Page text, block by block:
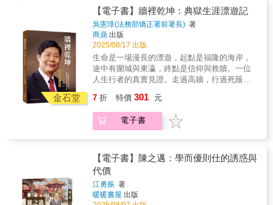
年，共採拓碑碣拓本（含照片）高達2,273件，
最終彙編成17冊《臺灣地區現存碑碣圖誌》。
這套圖誌被譽為「臺灣碑碣史料之大成」，至
今仍是學術界研究臺灣史料不可或缺的第一手
資料。．碑文的轉譯與活化：何教授認為「碑
有史料性的故事，拓有教育性的故事」。他致
力於將冰冷的史料轉譯成平易近人的故事，用
於圖書館書架之上」的學術文獻。永銘師恩，
承繼匠心：推手的精神不朽何培夫教授一生奉
獻予臺灣文史，其座右銘「執著於臺灣研究的
心，不變；喜好於田野工作的情，無悔」，正
是其精神寫照。他不僅是古蹟文物研究的拓荒
者，更親自為大天后宮、鹿耳門天后宮等重要
廟宇撰寫修復碑記，實踐了其「從拓碑到撰寫
碑文」的學術職責。他致力於為後人留下「真
實、溫暖而堅實的文化記憶」。《古蹟文物研
究之推手》詳實記錄何培夫教授的學術歷程與
的是，受到圍剿事件的激勵，全台灣的黨外人
士士氣大振，紛紛摩拳擦掌，準備在年底選舉
放手一搏。 我很快發現，藉著競選桃園縣長，
我有機會從事我在留英期間夢寐以求的推動像
一九六〇年代西方學生運動那樣的台灣民主運
動。在台灣民主已成歷史現實的一九九〇年
代，回想《風雨之聲》引起的一九七七年的省
議會圍剿事件，我不禁迷惑：這個事件到底是
國民黨精心佈置讓我跳下的陷阱？還是上天精
心佈置讓國民黨跳下的陷阱？第七章 中壢事件
中壢事件燒毀了國民黨以舞弊竊取選舉果實的
黑幕，燒出了台灣大地的民主生機。受到中壢
舞，大量具有民主意識的黨外運動菁英踴躍投
入第二年被中斷的選舉，不管參選或者助選。
正是這些人開創了「美麗島」時代。經歷中壢
事件，一九七八年以後的台灣民主運動其實已
經是不可能被擊敗的了。因為人民，這個歷史
在客觀上讓全面接班的蔣經國因禍得福。不必
枉費太多的精神和資源應付註定失敗的外交戰
場，反而可以集中高度成長的經濟成果投資台
灣的「十大建設」。而新政府高層職位首度出
現的台籍人士，像副閣揆徐慶鐘、交通部長高
玉樹以及省主席謝東閔，即使是象徵性的，也
多少緩和了台灣社會對國民黨政權的不滿和敵
興氣象！第六章 風雨之聲 圍剿事件餘波盪漾，
一直持續到半年後的「五項選舉」。我在事件
之後很快宣布開放《風雨之聲》一書的版權，
歡迎翻印。《風雨之聲》很快成為當時全台灣
競選桃園縣長的聲勢也因此水漲船高。更重要
的是，受到圍剿事件的激勵，全台灣的黨外人
士士氣大振，紛紛摩拳擦掌，準備在年底選舉
放手一搏。 我很快發現，藉著競選桃園縣長，
我有機會從事我在留英期間夢寐以求的推動像
辭不達意」臭罵的混小子，最後竟然也能進入
文化大學、義守大學和新加坡南洋理工大學，
對著幾百位教授和學生，分享我在社會大學和
電影圈打造出來的歷練與見聞，那是其他教授
絕對無法在課堂上傳授給大家的人生血淚。我
沒有出口成章的才情，但在江湖打混過這些日
子後，我再也不是昔日那個太保流氓，我很想
白。我走過的人生路，多數人根本無法想像，
我體會的人性冷暖，也不是任何課本可以傳授
記載的。這本書算是我的最後告白，也是真情
軍
期、首次政黨輪替時期至今，那些曾經生活在
福安坑溪周遭的人物，是時間的累積、空間的
養分和神的恩典，結成了一串又一串的果實，
纍纍盈盈。──李文雄｜作者在日本時代的府
城，台灣人買菜大多去西市場（大菜市），日
本人則到政府量身打造的南門市場，作者的父
親當時服務於青果批發市場（大賣），母親則
在南門市場擺攤賣蔬果（小賣），並定居在市
場邊，作者和手足都是在南門市場出生、成長
漸沒落，作者的父母親將原本的攤子搬到今府
前路原愛國婦人會館旁，在一間沒有招牌的竹
仔厝繼續賣蔬果與擔仔麵──這便是現在莉莉水
果店的前身。這家一邊賣蔬菜水果、一邊賣麵
的小攤子，經由口耳相傳，慢慢發展出貼食的
形式，也就是提供客人三餐月結包飯的服務，
在那個克難的年代，作者母親的慷慨大方與好
手藝，不知溫暖了多少異鄉遊子的胃。在長子
金石堂
【電子書】牆裡乾坤：典獄生涯漂遊記
吳憲璋(法務部矯正署前署長) 著
商鼎 出版
2025/08/17 出版
生命是一場漫長的漂遊，起點是福隆的海岸，
途中有圍城與東瀛，終點是信仰與救贖。一位
人生行者的真實見證。走過高牆，行過死蔭幽
與慈悲。有些人的宇宙，在星辰之外；他的乾
坤，卻在高牆之內，與心靈深處。他曾是台灣
矯正署署長，但這本書談的不只是典獄。這是
見證信仰的力量；這是一位長者，回望14,600
天的風雨，寫下對人性最深刻的理解與寬容。
翻開本書，您將看見的，不僅是牆裡的乾坤，
更是他對生命、人性與信仰，最深刻的真實見
證。
7 折 特價 301 元
電子書
【電子書】陳之邁：學而優則仕的誘惑與
代價
江勇振 著
暖暖書屋 出版